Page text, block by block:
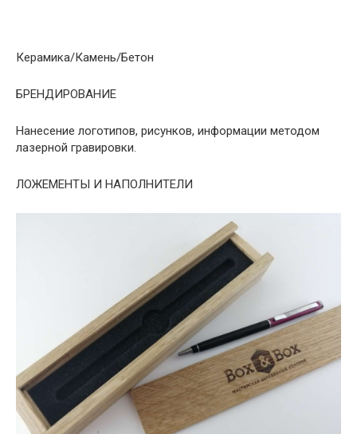
Керамика/Камень/Бетон
БРЕНДИРОВАНИЕ
Нанесение логотипов, рисунков, информации методом
лазерной гравировки.
ЛОЖЕМЕНТЫ И НАПОЛНИТЕЛИ